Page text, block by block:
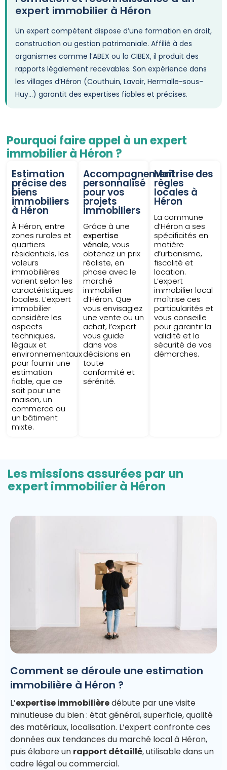
expert immobilier à Héron
Un expert compétent dispose d’une formation en droit,
construction ou gestion patrimoniale. Affilié à des
organismes comme l’ABEX ou la CIBEX, il produit des
rapports légalement recevables. Son expérience dans
les villages d’Héron (Couthuin, Lavoir, Hermalle-sous-
Huy…) garantit des expertises fiables et précises.
Pourquoi faire appel à un expert
immobilier à Héron ?
Estimation
précise des
biens
immobiliers
à Héron
À Héron, entre
zones rurales et
quartiers
résidentiels, les
valeurs
immobilières
varient selon les
caractéristiques
locales. L’expert
immobilier
considère les
aspects
techniques,
légaux et
environnementaux
pour fournir une
estimation
fiable, que ce
soit pour une
maison, un
commerce ou
un bâtiment
mixte.
Accompagnement
personnalisé
pour vos
projets
immobiliers
Grâce à une
expertise
vénale, vous
obtenez un prix
réaliste, en
phase avec le
marché
immobilier
d’Héron. Que
vous envisagiez
une vente ou un
achat, l’expert
vous guide
dans vos
décisions en
toute
conformité et
sérénité.
Maîtrise des
règles
locales à
Héron
La commune
d’Héron a ses
spécificités en
matière
d’urbanisme,
fiscalité et
location.
L’expert
immobilier local
maîtrise ces
particularités et
vous conseille
pour garantir la
validité et la
sécurité de vos
démarches.
Les missions assurées par un
expert immobilier à Héron
Comment se déroule une estimation
immobilière à Héron ?
L’expertise immobilièredébute par une visite
minutieuse du bien : état général, superficie, qualité
des matériaux, localisation. L’expert confronte ces
données aux tendances du marché local à Héron,
puis élabore un rapport détaillé, utilisable dans un
cadre légal ou commercial.